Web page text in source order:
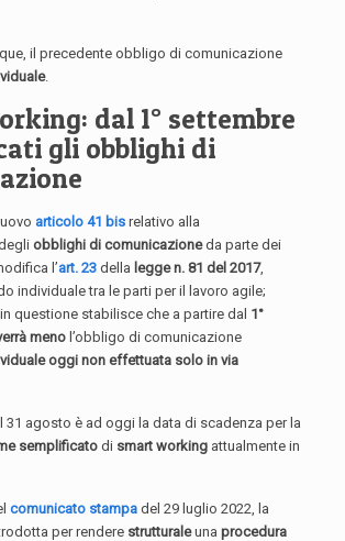
il precedente obbligo di comunicazione
.
dal 1° settembre
gli obblighi di
articolo 41 bis relativo alla
obblighi di comunicazioneda parte dei
l’art. 23 della legge n. 81 del 2017,
individuale tra le parti per il lavoro agile;
in questione stabilisce che a partire dal 1°
meno l’obbligo di comunicazione
oggi non effettuata solo in via
31 agosto è ad oggi la data di scadenza per la
semplificato di smart working attualmente in
comunicato stampa del 29 luglio 2022, la
per rendere strutturaleunaprocedura